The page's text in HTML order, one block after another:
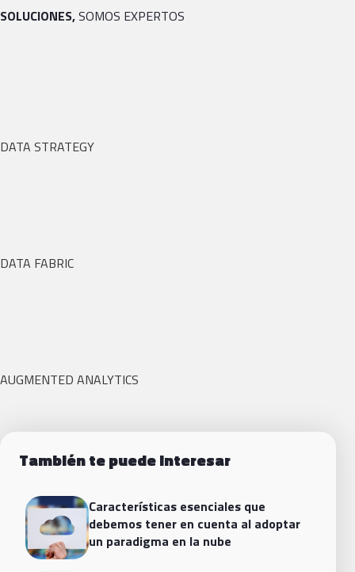
SOLUCIONES,SOMOS EXPERTOS
DATA STRATEGY
DATA FABRIC
AUGMENTED ANALYTICS
También te puede interesar
Características esenciales que
debemos tener en cuenta al adoptar
un paradigma en la nube